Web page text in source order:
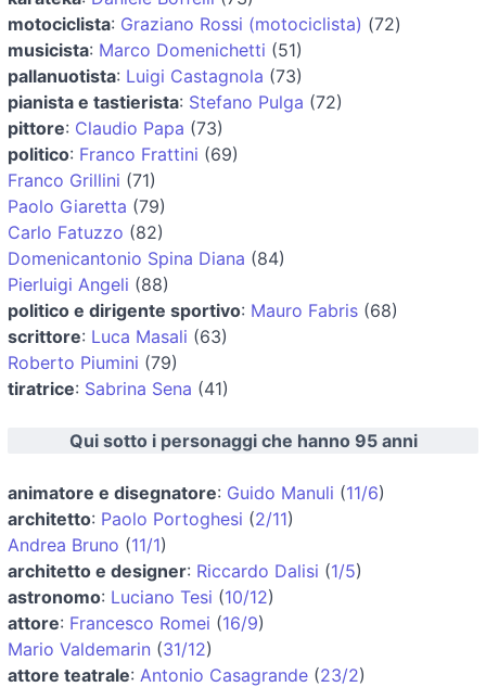
motociclista: Graziano Rossi (motociclista) (72)
musicista: Marco Domenichetti (51)
pallanuotista: Luigi Castagnola (73)
pianista e tastierista: Stefano Pulga (72)
pittore: Claudio Papa (73)
politico: Franco Frattini (69)
Franco Grillini (71)
Paolo Giaretta (79)
Carlo Fatuzzo (82)
Domenicantonio Spina Diana (84)
Pierluigi Angeli (88)
politico e dirigente sportivo: Mauro Fabris (68)
scrittore: Luca Masali (63)
Roberto Piumini (79)
tiratrice: Sabrina Sena (41)
Qui sotto i personaggi che hanno 95 anni
animatore e disegnatore: Guido Manuli (11/6)
architetto: Paolo Portoghesi (2/11)
Andrea Bruno (11/1)
architetto e designer: Riccardo Dalisi (1/5)
astronomo: Luciano Tesi (10/12)
attore: Francesco Romei (16/9)
Mario Valdemarin (31/12)
attore teatrale: Antonio Casagrande (23/2)